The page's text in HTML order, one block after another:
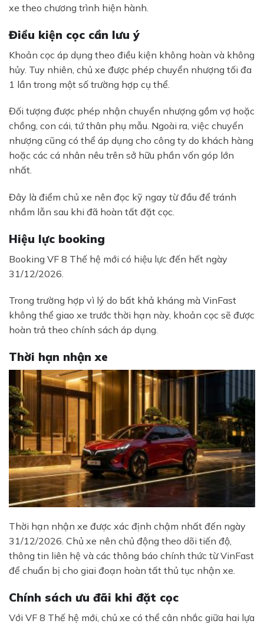
xe theo chương trình hiện hành.
Điều kiện cọc cần lưu ý
Khoản cọc áp dụng theo điều kiện không hoàn và không
hủy. Tuy nhiên, chủ xe được phép chuyển nhượng tối đa
1 lần trong một số trường hợp cụ thể.
Đối tượng được phép nhận chuyển nhượng gồm vợ hoặc
chồng, con cái, tứ thân phụ mẫu. Ngoài ra, việc chuyển
nhượng cũng có thể áp dụng cho công ty do khách hàng
hoặc các cá nhân nêu trên sở hữu phần vốn góp lớn
nhất.
Đây là điểm chủ xe nên đọc kỹ ngay từ đầu để tránh
nhầm lẫn sau khi đã hoàn tất đặt cọc.
Hiệu lực booking
Booking VF 8 Thế hệ mới có hiệu lực đến hết ngày
31/12/2026.
Trong trường hợp vì lý do bất khả kháng mà VinFast
không thể giao xe trước thời hạn này, khoản cọc sẽ được
hoàn trả theo chính sách áp dụng.
Thời hạn nhận xe
Thời hạn nhận xe được xác định chậm nhất đến ngày
31/12/2026. Chủ xe nên chủ động theo dõi tiến độ,
thông tin liên hệ và các thông báo chính thức từ VinFast
để chuẩn bị cho giai đoạn hoàn tất thủ tục nhận xe.
Chính sách ưu đãi khi đặt cọc
Với VF 8 Thế hệ mới, chủ xe có thể cân nhắc giữa hai lựa